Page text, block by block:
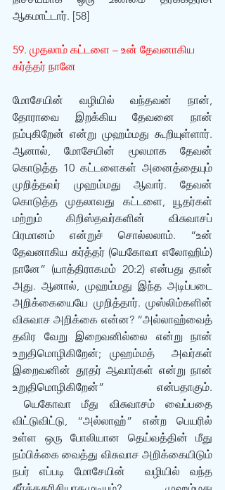
ஆகமாட்டார். [58]
59. முதலாம் கட்டளை – உன் தேவனாகிய
கர்த்தர் நானே
மோசேயின் வழியில் வந்தவன் நான்,
தோராவை இறக்கிய தேவனை நான்
நம்புகிறேன் என்று முஹம்மது கூறியுள்ளார்.
ஆனால், மோசேயின் மூலமாக தேவன்
கொடுத்த 10 கட்டளைகள் அனைத்தையும்
முறித்தவர் முஹம்மது ஆவார். தேவன்
கொடுத்த முதலாவது கட்டளை, யூதர்கள்
மற்றும் கிறிஸ்தவர்களின் விசுவாசப்
பிரமானம் என்றுச் சொல்லலாம். “உன்
தேவனாகிய கர்த்தர் (யெகோவா எலோஹிம்)
நானே” (யாத்திராகமம் 20:2) என்பது தான்
அது. ஆனால், முஹம்மது இந்த அடிப்படை
அறிக்கையையே முறித்தார். முஸ்லிம்களின்
விசுவாச அறிக்கை என்ன? “அல்லாஹ்வைத்
தவிர வேறு இறைவனில்லை என்று நான்
உறுதிமொழிகிறேன்; முஹம்மத்  அவர்கள்
இறைவனின் தூதர் ஆவார்கள் என்று நான்
உறுதிமொழிகிறேன்” என்பதாகும்.
யெகோவா மீது விசுவாசம் வைப்பதை
விட்டுவிட்டு, “அல்லாஹ்” என்ற பெயரில்
உள்ள ஒரு போலியான தெய்வத்தின் மீது
நம்பிக்கை வைத்து விசுவாச அறிக்கையிடும்
நபர் எப்படி மோசேயின்  வழியில் வந்த